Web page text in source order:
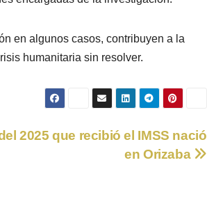
en algunos casos, contribuyen a la
humanitaria sin resolver.
2025 que recibió el IMSS nació
en Orizaba